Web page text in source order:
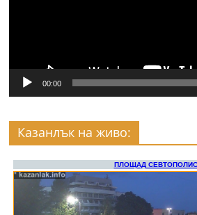
00:00
Казанлък на живо: